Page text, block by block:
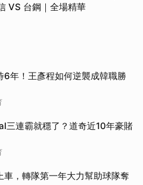
VS 台鋼｜全場精華
6年！王彥程如何逆襲成韓職勝
三連霸就穩了？道奇近10年豪賭
車，轉隊第一年大力幫助球隊奪